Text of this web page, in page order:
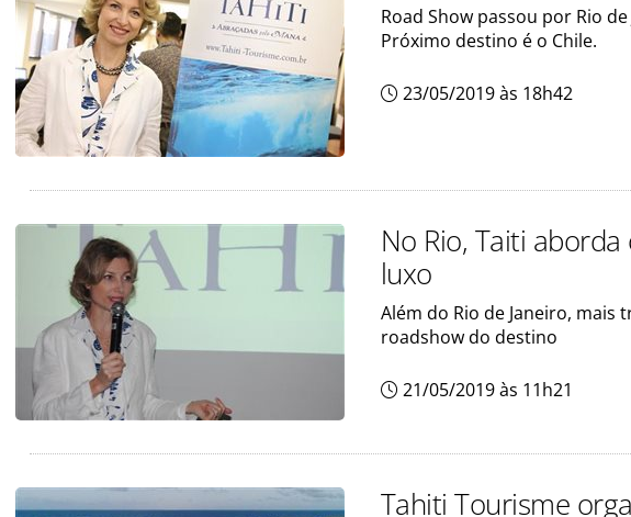
Road Show passou por Rio
Próximo destino é o Chile.
23/05/2019 às 18h42
No Rio, Taiti
luxo
Além do Rio de Janeiro,
roadshow do destino
21/05/2019 às 11h21
Tahiti Tourisme